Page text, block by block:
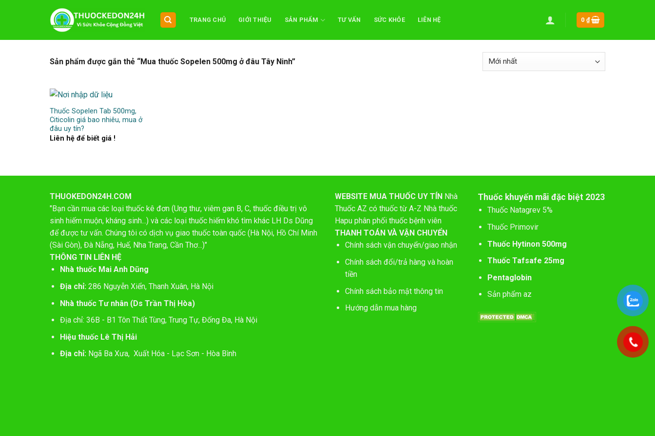
dung
TRANG CHỦ GIỚI THIỆU SẢN PHẨM TƯ VẤN SỨC KHỎE LIÊN HỆ 0 ₫
Sản phẩm được gắn thẻ “Mua thuốc Sopelen 500mg ở đâu Tây Ninh”
Thuốc Sopelen Tab 500mg,
Citicolin giá bao nhiêu, mua ở
đâu uy tín?
Liên hệ để biết giá !
THUOKEDON24H.COM
"Bạn cần mua các loại thuốc kê đơn (Ung thư, viêm gan B, C, thuốc điều trị vô
sinh hiếm muộn, kháng sinh...) và các loại thuốc hiếm khó tìm khác LH Ds Dũng
để được tư vấn. Chúng tôi có dịch vụ giao thuốc toàn quốc (Hà Nội, Hồ Chí Minh
(Sài Gòn), Đà Nẵng, Huế, Nha Trang, Cần Thơ...)"
THÔNG TIN LIÊN HỆ
Nhà thuốc Mai Anh Dũng
Địa chỉ:286 Nguyễn Xiển, Thanh Xuân, Hà Nội
Nhà thuốc Tư nhân (Ds Trần Thị Hòa)
Địa chỉ: 36B - B1 Tôn Thất Tùng, Trung Tự, Đống Đa, Hà Nội
Hiệu thuốc Lê Thị Hải
Địa chỉ: Ngã Ba Xưa, Xuất Hóa - Lạc Sơn - Hòa Bình
WEBSITE MUA THUỐC UY TÍN Nhà
Thuốc AZ có thuốc từ A-Z Nhà thuốc
Hapu phân phối thuốc bệnh viên
THANH TOÁN VÀ VẬN CHUYỂN
Chính sách vận chuyển/giao nhận
Chính sách đổi/trả hàng và hoàn
tiền
Chính sách bảo mật thông tin
Hướng dẫn mua hàng
Thuốc khuyến mãi đặc biệt 2023
Thuốc Natagrev 5%
Thuốc Primovir
Thuốc Hytinon 500mg
Thuốc Tafsafe 25mg
Pentaglobin
Sản phẩm az